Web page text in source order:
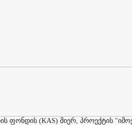
ფონდის (KAS) მიერ, პროექტის